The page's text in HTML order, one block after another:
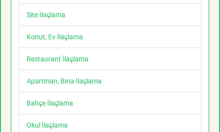
Site İlaçlama
Konut, Ev İlaçlama
Restaurant İlaçlama
Apartman, Bina İlaçlama
Bahçe İlaçlama
Okul İlaçlama